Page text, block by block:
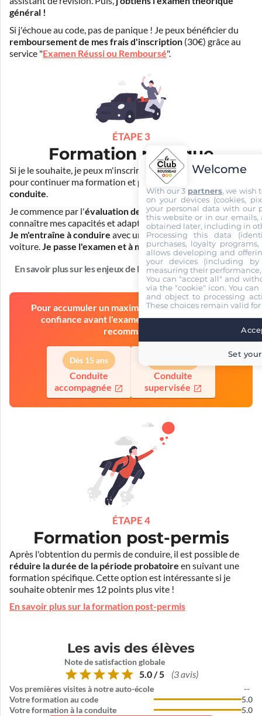
général !
Si j'échoue au code, pas de panique ! Je peux bénéficier du
remboursement de mes frais d'inscription (30€) grâce au
service "Examen Réussi ou Remboursé".
ÉTAPE 3
Formation pratique
Si je le souhaite, je peux m'inscrire auprès de mon auto-école
pour continuer ma formation et prendre des cours de
conduite.
Je commence par l'évaluation de départpour mieux
connaître mes capacités et adapter la durée de ma formation.
Je m'entraîne à conduire avec un simulateur et/ou en
voiture.Je passe l'examen et à moi la liberté !
En savoir plus sur les enjeux de la formation
Pour accumuler un maximum d'expérience et de
confiance avant l'examen, l'auto-école vous
recommande
Dès 15 ans
Conduite
accompagnée
Conduite
supervisée
ÉTAPE 4
Formation post-permis
Après l'obtention du permis de conduire, il est possible de
réduire la durée de la période probatoire en suivant une
formation spécifique. Cette option est intéressante si je
souhaite obtenir mes 12 points plus vite !
En savoir plus sur la formation post-permis
Les avis des élèves
Note de satisfaction globale
5.0 / 5 (3 avis)
Vos premières visites à notre auto-école
Votre formation au code
Votre formation à la conduite
--
5.0
5.0
Welcome
With our 3 partners, we wish
on your devices (cookies,
your personal data with our
this website or in our emails,
obtained later, including in
Processing this data
purchases, loyalty
allows developing and
your devices (including
measuring their
You can "accept all" and
via the "cookie" icon. You
and object to processing
These choices remain valid
Set